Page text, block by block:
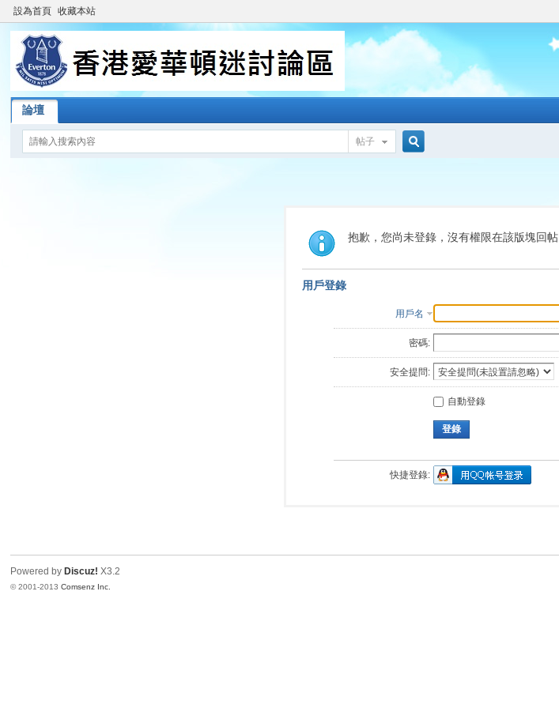
設為首頁 收藏本站
論壇
帖子
索
抱歉，您尚未登錄，沒有權限在該版塊回帖
用戶登錄
用戶名
密碼:
安全提問:
自動登錄
登錄
快捷登錄:
Powered by Discuz! X3.2
© 2001-2013Comsenz Inc.